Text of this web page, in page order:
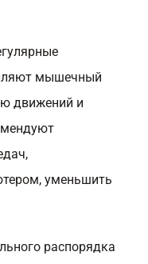
мышечный
движений и
уменьшить
распорядка